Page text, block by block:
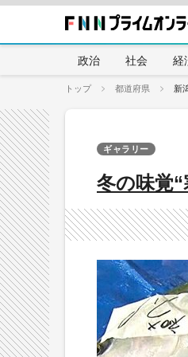
政治 社会 経
トップ 都道府県 新
冬の味覚
ギャラリー